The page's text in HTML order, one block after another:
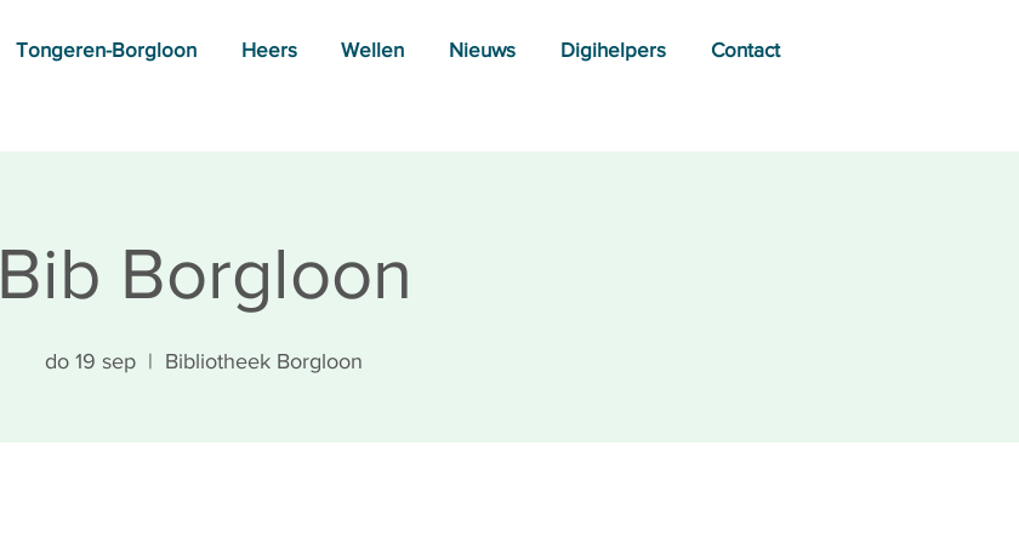
Tongeren-Borgloon Heers Wellen Nieuws Digihelpers Contact
Bib Borgloon
do 19 sep
  |
Bibliotheek Borgloon